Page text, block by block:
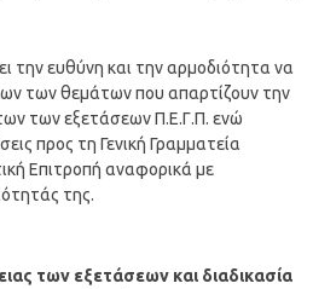
την ευθύνη και την αρμοδιότητα να
των θεμάτων που απαρτίζουν την
των εξετάσεων Π.Ε.Γ.Π. ενώ
προς τη Γενική Γραμματεία
Επιτροπή αναφορικά με
της.
των εξετάσεων και διαδικασία